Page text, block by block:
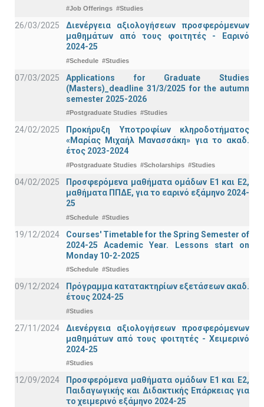
#Job Offerings #Studies
26/03/2025
Διενέργεια αξιολογήσεων προσφερόμενων
μαθημάτων από τους φοιτητές - Εαρινό
2024-25
#Schedule #Studies
07/03/2025
Applications for Graduate Studies
(Masters)_deadline 31/3/2025 for the autumn
semester 2025-2026
#Postgraduate Studies #Studies
24/02/2025
Προκήρυξη Υποτροφίων κληροδοτήματος
«Μαρίας Μιχαήλ Μανασσάκη» για το ακαδ.
έτος 2023-2024
#Postgraduate Studies #Scholarships #Studies
04/02/2025
Προσφερόμενα μαθήματα ομάδων Ε1 και Ε2,
μαθήματα ΠΠΔΕ, για το εαρινό εξάμηνο 2024-
25
#Schedule #Studies
19/12/2024
Courses' Timetable for the Spring Semester of
2024-25 Academic Year. Lessons start on
Monday 10-2-2025
#Schedule #Studies
09/12/2024
Πρόγραμμα κατατακτηρίων εξετάσεων ακαδ.
έτους 2024-25
#Studies
27/11/2024
Διενέργεια αξιολογήσεων προσφερόμενων
μαθημάτων από τους φοιτητές - Χειμερινό
2024-25
#Studies
12/09/2024
Προσφερόμενα μαθήματα ομάδων Ε1 και Ε2,
Παιδαγωγικής και Διδακτικής Επάρκειας για
το χειμερινό εξάμηνο 2024-25